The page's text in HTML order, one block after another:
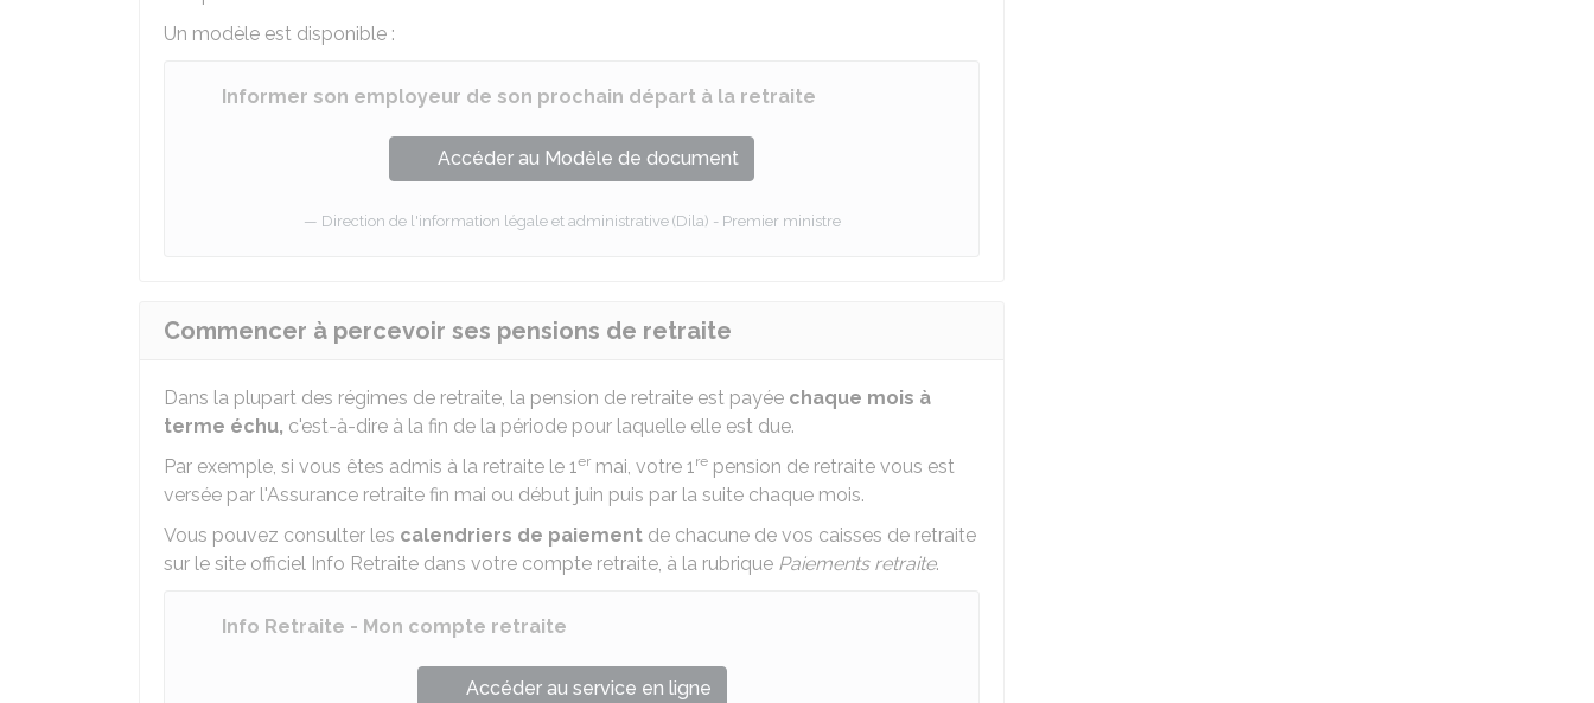
Un modèle est disponible :
Informer son employeur de son prochain départ à la retraite
Accéder au Modèle de document
Direction de l'information légale et administrative (Dila) - Premier ministre
Commencer à percevoir ses pensions de retraite
Dans la plupart des régimes de retraite, la pension de retraite est payée chaque mois à
terme échu, c'est-à-dire à la fin de la période pour laquelle elle est due.
Par exemple, si vous êtes admis à la retraite le 1er mai, votre 1re pension de retraite vous est
versée par l'Assurance retraite fin mai ou début juin puis par la suite chaque mois.
Vous pouvez consulter les calendriers de paiement de chacune de vos caisses de retraite
sur le site officiel Info Retraite dans votre compte retraite, à la rubrique Paiements retraite.
Info Retraite - Mon compte retraite
Accéder au service en ligne